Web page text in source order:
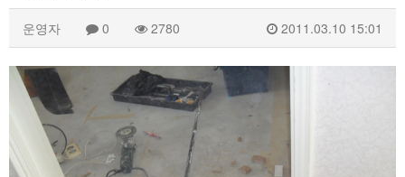
운영자 0 2780 2011.03.10 15:01